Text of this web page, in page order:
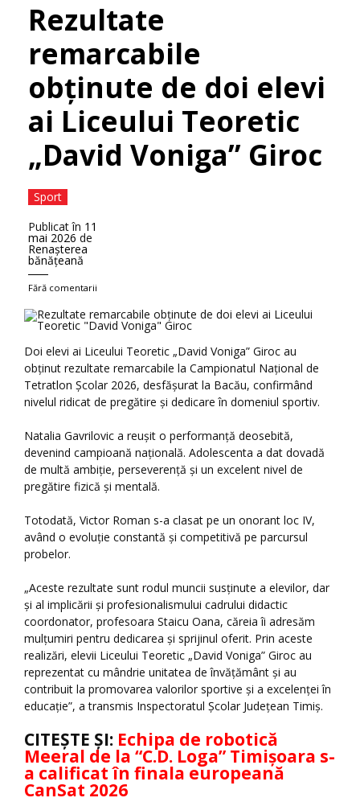
Rezultate
remarcabile
obţinute de doi elevi
ai Liceului Teoretic
„David Voniga” Giroc
Sport
Publicat în 11
mai 2026 de
Renaşterea
bănăţeană
Fără comentarii
Doi elevi ai Liceului Teoretic „David Voniga” Giroc au
obținut rezultate remarcabile la Campionatul Naţional de
Tetratlon Şcolar 2026, desfășurat la Bacău, confirmând
nivelul ridicat de pregătire și dedicare în domeniul sportiv.
Natalia Gavrilovic a reușit o performanță deosebită,
devenind campioană naţională. Adolescenta a dat dovadă
de multă ambiție, perseverență și un excelent nivel de
pregătire fizică și mentală.
Totodată, Victor Roman s-a clasat pe un onorant loc IV,
având o evoluție constantă și competitivă pe parcursul
probelor.
„Aceste rezultate sunt rodul muncii susținute a elevilor, dar
și al implicării și profesionalismului cadrului didactic
coordonator, profesoara Staicu Oana, căreia îi adresăm
mulțumiri pentru dedicarea și sprijinul oferit. Prin aceste
realizări, elevii Liceului Teoretic „David Voniga” Giroc au
reprezentat cu mândrie unitatea de învățământ și au
contribuit la promovarea valorilor sportive și a excelenței în
educație”, a transmis Inspectoratul Şcolar Judeţean Timiş.
CITEŞTE ŞI: Echipa de robotică
Meeral de la “C.D. Loga” Timișoara s-
a calificat în finala europeană
CanSat 2026